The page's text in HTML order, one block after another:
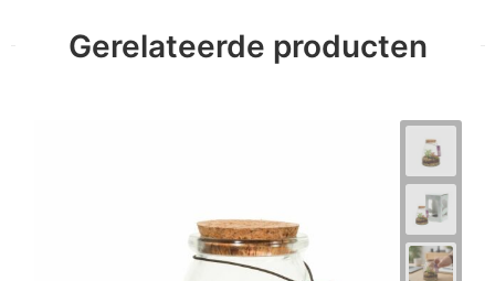
Gerelateerde producten